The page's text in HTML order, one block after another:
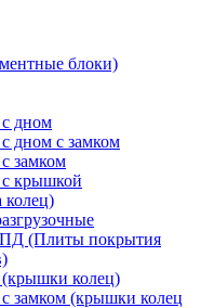
блоки)
дном
дном с замком
замком
с крышкой
(Плиты покрытия
колец)
замком (крышки колец